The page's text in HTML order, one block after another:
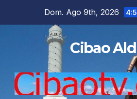
Dom. Ago 9th, 2026
Cibao